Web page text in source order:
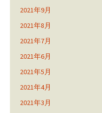
2021年9月
2021年8月
2021年7月
2021年6月
2021年5月
2021年4月
2021年3月